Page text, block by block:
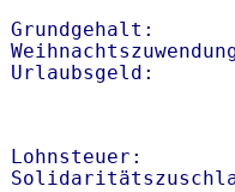
Grundgehalt:
Lohnsteuer: